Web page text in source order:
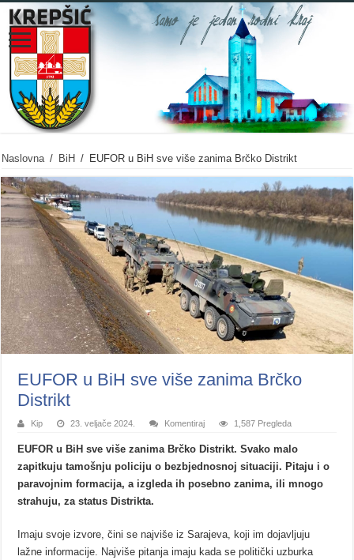
Naslovna / BiH / EUFOR u BiH sve više zanima Brčko Distrikt
EUFOR u BiH sve više zanima Brčko
Distrikt
Kip 23. veljače 2024. Komentiraj 1,587 Pregleda
EUFOR u BiH sve više zanima Brčko Distrikt. Svako malo
zapitkuju tamošnju policiju o bezbjednosnoj situaciji. Pitaju i o
paravojnim formacija, a izgleda ih posebno zanima, ili mnogo
strahuju, za status Distrikta.
Imaju svoje izvore, čini se najviše iz Sarajeva, koji im dojavljuju
lažne informacije. Najviše pitanja imaju kada se politički uzburka